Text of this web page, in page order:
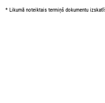
* Likumā noteiktais termiņš dokumentu